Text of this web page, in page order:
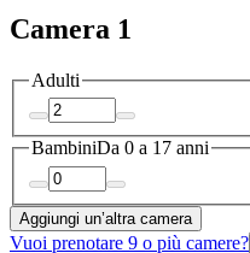
Camera 1
Adulti
BambiniDa 0 a 17 anni
Aggiungi un’altra camera
Vuoi prenotare 9 o più camere?